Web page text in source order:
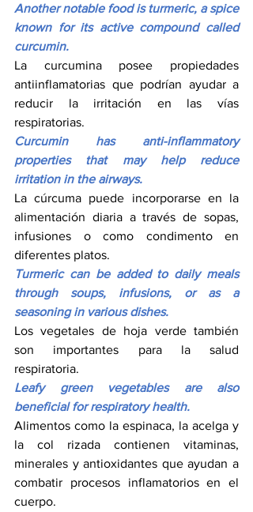
Another notable food is turmeric, a spice
known for its active compound called
curcumin.
La curcumina posee propiedades
antiinflamatorias que podrían ayudar a
reducir la irritación en las vías
respiratorias.
Curcumin has anti-inflammatory
properties that may help reduce
irritation in the airways.
La cúrcuma puede incorporarse en la
alimentación diaria a través de sopas,
infusiones o como condimento en
diferentes platos.
Turmeric can be added to daily meals
through soups, infusions, or as a
seasoning in various dishes.
Los vegetales de hoja verde también
son importantes para la salud
respiratoria.
Leafy green vegetables are also
beneficial for respiratory health.
Alimentos como la espinaca, la acelga y
la col rizada contienen vitaminas,
minerales y antioxidantes que ayudan a
combatir procesos inflamatorios en el
cuerpo.